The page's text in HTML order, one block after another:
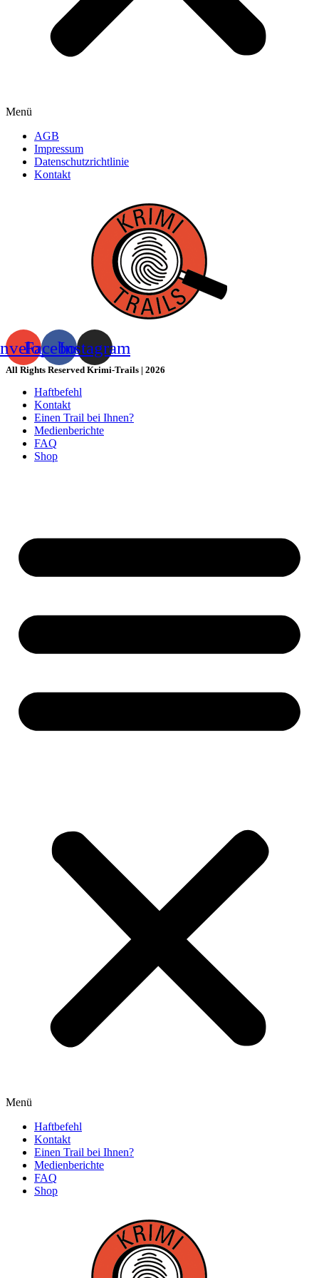
Menü
AGB
Impressum
Datenschutzrichtlinie
Kontakt
FacebookInstagram
All Rights Reserved Krimi-Trails | 2026
Haftbefehl
Kontakt
Einen Trail bei Ihnen?
Medienberichte
FAQ
Shop
Menü
Haftbefehl
Kontakt
Einen Trail bei Ihnen?
Medienberichte
FAQ
Shop